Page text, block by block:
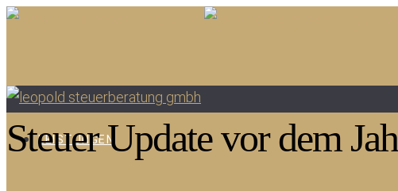
LEISTUNGEN
Steuer Update vor dem